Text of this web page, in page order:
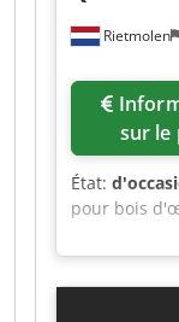
Rietmolen
sur le
État:
pour bois
convoyeur
pour troncs
Conception